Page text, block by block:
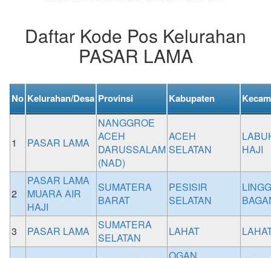
Daftar Kode Pos Kelurahan
PASAR LAMA
No Kelurahan/Desa Provinsi Kabupaten
1 PASAR LAMA
NANGGROE
ACEH
DARUSSALAM
(NAD)
ACEH
SELATAN
HAJI
2
PASAR LAMA
MUARA AIR
HAJI
SUMATERA
BARAT
PESISIR
SELATAN
3 PASAR LAMA
SUMATERA
SELATAN
LAHAT